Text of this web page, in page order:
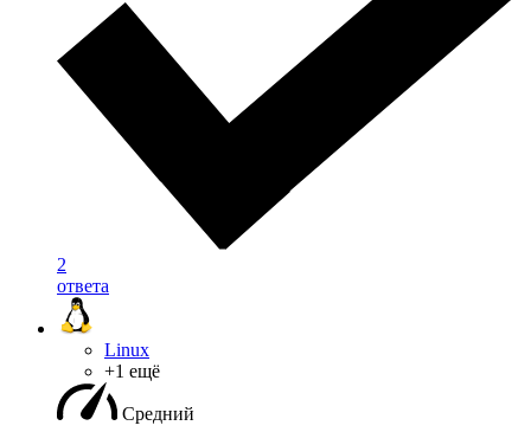
2
ответа
Linux
+1 ещё
Средний